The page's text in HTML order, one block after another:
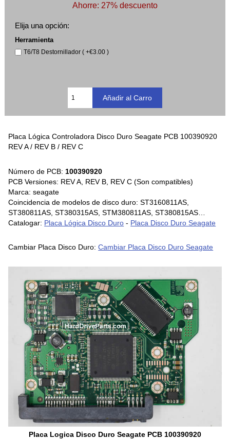
Ahorre: 27% descuento
Elija una opción:
Herramienta
T6/T8 Destornillador ( +€3.00 )
Placa Lógica Controladora Disco Duro Seagate PCB 100390920
REV A / REV B / REV C
Número de PCB: 100390920
PCB Versiones: REV A, REV B, REV C (Son compatibles)
Marca: seagate
Coincidencia de modelos de disco duro: ST3160811AS,
ST380811AS, ST380315AS, STM380811AS, ST380815AS…
Catalogar: Placa Lógica Disco Duro - Placa Disco Duro Seagate
Cambiar Placa Disco Duro:Cambiar Placa Disco Duro Seagate
Placa Logica Disco Duro Seagate PCB 100390920